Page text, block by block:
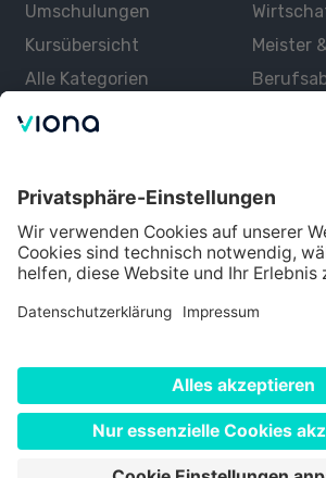
Umschulungen
Kursübersicht
Alle Kategorien
Meister
Über uns
Lernen mit Viona
Alle Partner
Partner werden
Impressum
Nutzungsbedingungen
Cookie